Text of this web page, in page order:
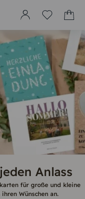
Anlass
für große und kleine
Wünschen an.